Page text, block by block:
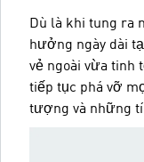
Dù là khi tung ra
hưởng ngày dài
vẻ ngoài vừa tinh
tiếp tục phá vỡ
tượng và những